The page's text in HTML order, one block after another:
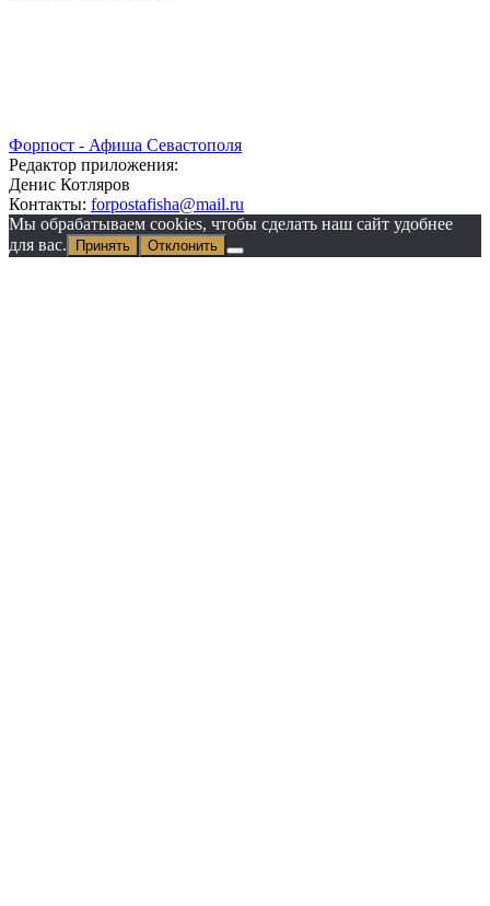
Форпост - Афиша Севастополя
Редактор приложения:
Денис Котляров
Контакты: forpostafisha@mail.ru
Мы обрабатываем cookies, чтобы сделать наш сайт удобнее
для вас.
Принять Отклонить